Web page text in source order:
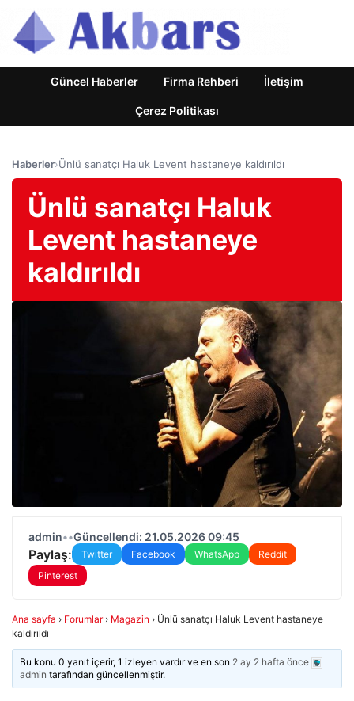
Güncel Haberler Firma Rehberi İletişim
Çerez Politikası
Haberler›Ünlü sanatçı Haluk Levent hastaneye kaldırıldı
Ünlü sanatçı Haluk
Levent hastaneye
kaldırıldı
admin••Güncellendi: 21.05.2026 09:45
Paylaş: Twitter Facebook WhatsApp
Reddit
Pinterest
Ana sayfa › Forumlar › Magazin › Ünlü sanatçı Haluk Levent hastaneye
kaldırıldı
Bu konu 0 yanıt içerir, 1 izleyen vardır ve en son 2 ay 2 hafta önce
admin tarafından güncellenmiştir.